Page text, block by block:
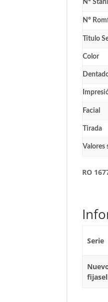
Nº
Nº
Título
Color
Facial
Tirada
Valores
RO
Serie